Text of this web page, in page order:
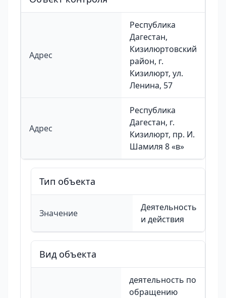
Адрес
Республика
Дагестан,
Кизилюртовский
район, г.
Кизилюрт, ул.
Ленина, 57
Адрес
Республика
Дагестан, г.
Кизилюрт, пр. И.
Шамиля 8 «в»
Тип объекта
Значение
Деятельность
и действия
Вид объекта
деятельность по
обращению